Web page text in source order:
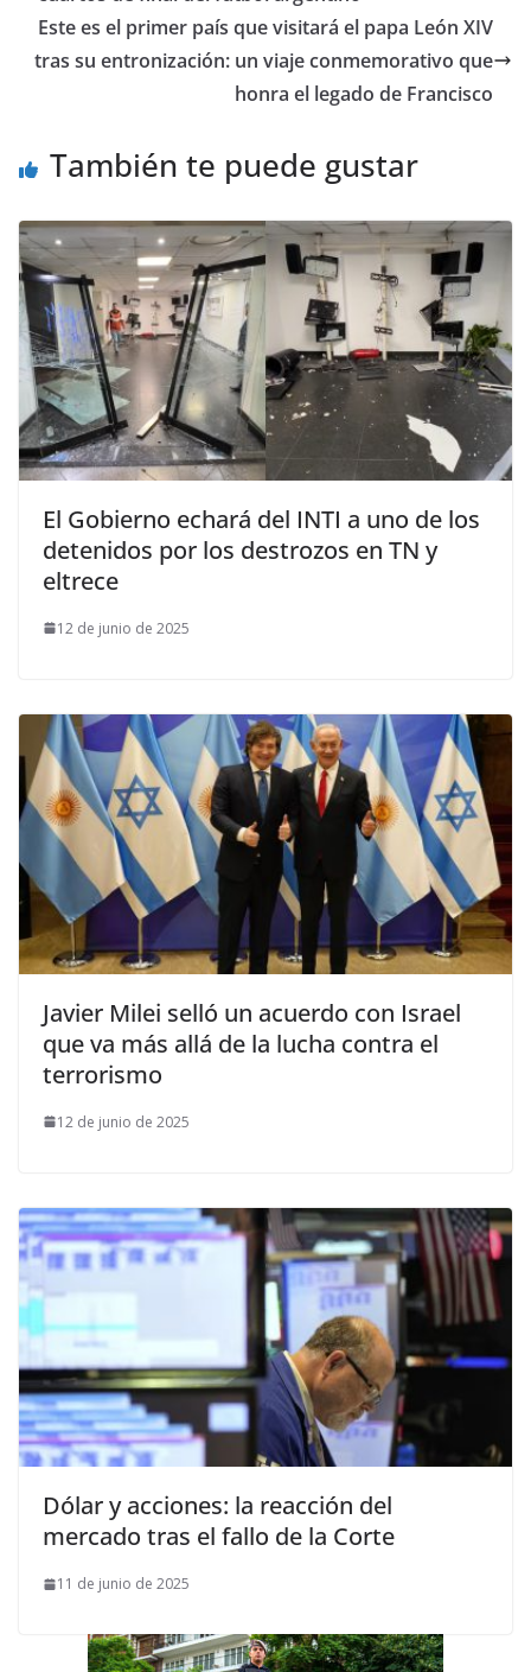
Este es el primer país que visitará el papa León XIV
tras su entronización: un viaje conmemorativo que
honra el legado de Francisco
También te puede gustar
El Gobierno echará del INTI a uno de los
detenidos por los destrozos en TN y
eltrece
12 de junio de 2025
Javier Milei selló un acuerdo con Israel
que va más allá de la lucha contra el
terrorismo
12 de junio de 2025
Dólar y acciones: la reacción del
mercado tras el fallo de la Corte
11 de junio de 2025